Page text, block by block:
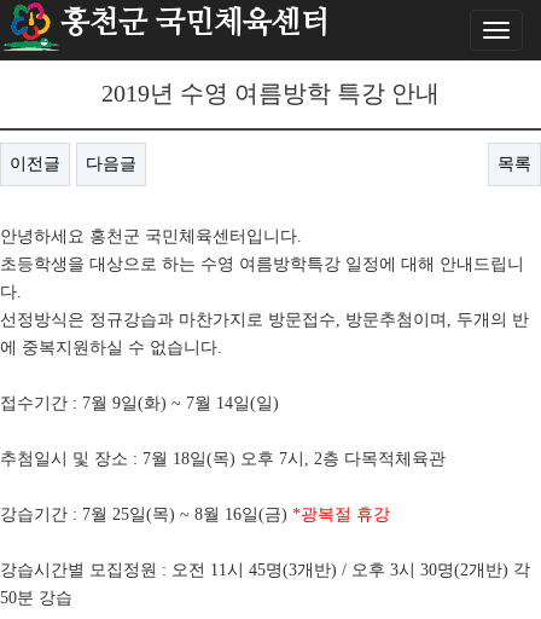
Toggle
홍천군 국민체육센터
2019년 수영 여름방학 특강 안내
이전글 다음글 목록
안녕하세요 홍천군 국민체육센터입니다.
초등학생을 대상으로 하는 수영 여름방학특강 일정에 대해 안내드립니
다.
선정방식은 정규강습과 마찬가지로 방문접수, 방문추첨이며, 두개의 반
에 중복지원하실 수 없습니다.
접수기간 : 7월 9일(화) ~ 7월 14일(일)
추첨일시 및 장소 : 7월 18일(목) 오후 7시, 2층 다목적체육관
강습기간 : 7월 25일(목) ~ 8월 16일(금) *광복절 휴강
강습시간별 모집정원 : 오전 11시 45명(3개반) / 오후 3시 30명(2개반) 각
50분 강습